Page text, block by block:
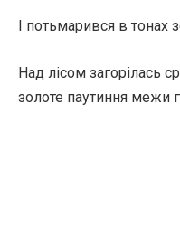
І потьмарився в тонах
Над лісом загорілась
золоте паутиння межи